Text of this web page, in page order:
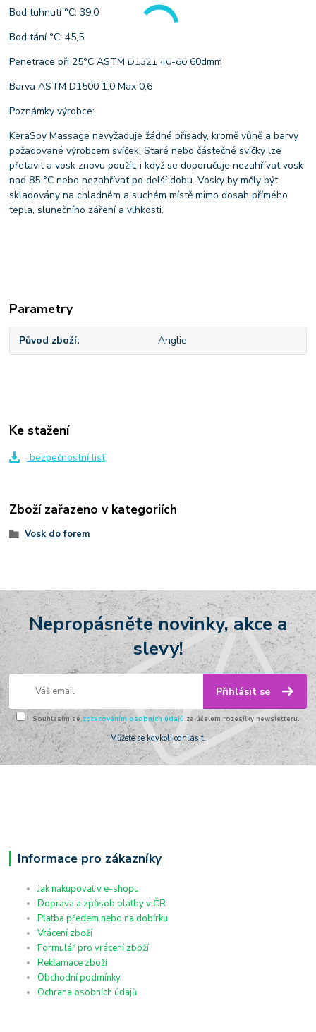
Bod tuhnutí °C: 39,0
Bod tání °C: 45,5
Penetrace při 25°C ASTM D1321 40-80 60dmm
Barva ASTM D1500 1,0 Max 0,6
Poznámky výrobce:
KeraSoy Massage nevyžaduje žádné přísady, kromě vůně a barvy
požadované výrobcem svíček. Staré nebo částečné svíčky lze
přetavit a vosk znovu použít, i když se doporučuje nezahřívat vosk
nad 85 °C nebo nezahřívat po delší dobu. Vosky by měly být
skladovány na chladném a suchém místě mimo dosah přímého
tepla, slunečního záření a vlhkosti.
Parametry
Původ zboží Anglie
Ke stažení
bezpečnostní list
Zboží zařazeno v kategoriích
Vosk do forem
Nepropásněte novinky, akce a
slevy!
Přihlásit se
Souhlasím se zpracováním osobních údajů za účelem rozesílky newsletteru.
Můžete se kdykoli odhlásit.
Informace pro zákazníky
Jak nakupovat v e-shopu
Doprava a způsob platby v ČR
Platba předem nebo na dobírku
Vrácení zboží
Formulář pro vrácení zboží
Reklamace zboží
Obchodní podmínky
Ochrana osobních údajů